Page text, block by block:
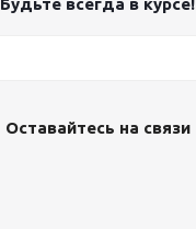
Оставайтесь на связи